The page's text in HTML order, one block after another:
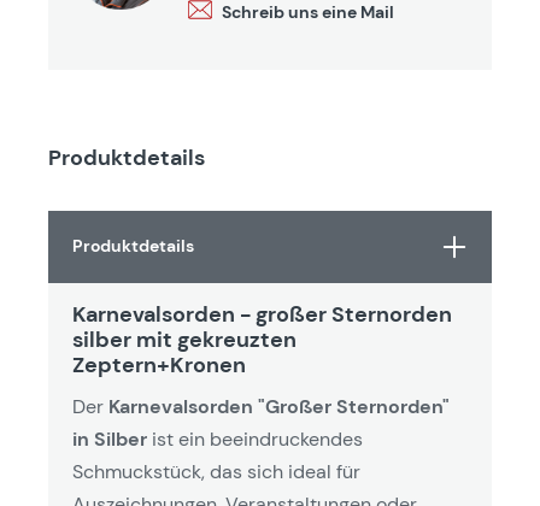
Schreib uns eine Mail
Produktdetails
Produktdetails
Karnevalsorden - großer Sternorden
silber mit gekreuzten
Zeptern+Kronen
Der Karnevalsorden "Großer Sternorden"
in Silber ist ein beeindruckendes
Schmuckstück, das sich ideal für